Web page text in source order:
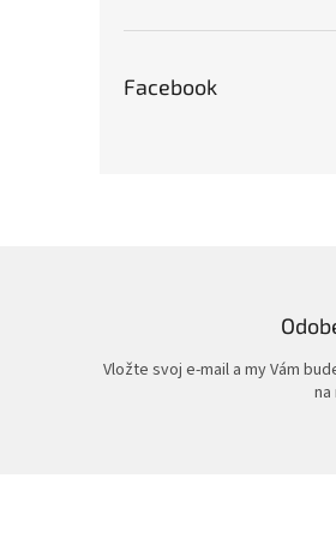
Facebook
Vložte svoj e-mail a my Vám
na